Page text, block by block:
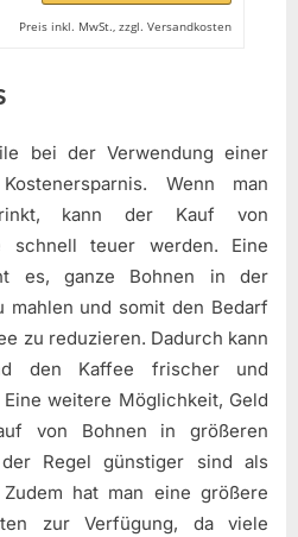
Preis inkl. MwSt., zzgl. Versandkosten
bei der Verwendung einer
Wenn man
kann der Kauf von
schnell teuer werden. Eine
es, ganze Bohnen in der
mahlen und somit den Bedarf
zu reduzieren. Dadurch kann
den Kaffee frischer und
weitere Möglichkeit, Geld
von Bohnen in größeren
Regel günstiger sind als
hat man eine größere
zur Verfügung, da viele